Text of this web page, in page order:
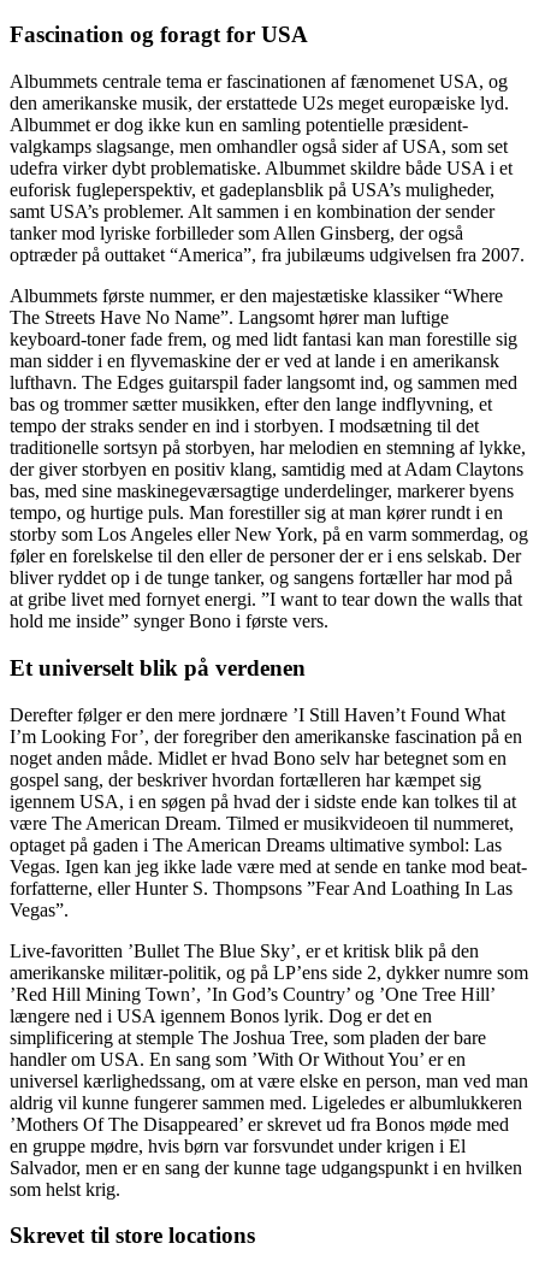
Fascination og foragt for USA
Albummets centrale tema er fascinationen af fænomenet USA, og
den amerikanske musik, der erstattede U2s meget europæiske lyd.
Albummet er dog ikke kun en samling potentielle præsident-
valgkamps slagsange, men omhandler også sider af USA, som set
udefra virker dybt problematiske. Albummet skildre både USA i et
euforisk fugleperspektiv, et gadeplansblik på USA’s muligheder,
samt USA’s problemer. Alt sammen i en kombination der sender
tanker mod lyriske forbilleder som Allen Ginsberg, der også
optræder på outtaket “America”, fra jubilæums udgivelsen fra 2007.
Albummets første nummer, er den majestætiske klassiker “Where
The Streets Have No Name”. Langsomt hører man luftige
keyboard-toner fade frem, og med lidt fantasi kan man forestille sig
man sidder i en flyvemaskine der er ved at lande i en amerikansk
lufthavn. The Edges guitarspil fader langsomt ind, og sammen med
bas og trommer sætter musikken, efter den lange indflyvning, et
tempo der straks sender en ind i storbyen. I modsætning til det
traditionelle sortsyn på storbyen, har melodien en stemning af lykke,
der giver storbyen en positiv klang, samtidig med at Adam Claytons
bas, med sine maskinegeværsagtige underdelinger, markerer byens
tempo, og hurtige puls. Man forestiller sig at man kører rundt i en
storby som Los Angeles eller New York, på en varm sommerdag, og
føler en forelskelse til den eller de personer der er i ens selskab. Der
bliver ryddet op i de tunge tanker, og sangens fortæller har mod på
at gribe livet med fornyet energi. ”I want to tear down the walls that
hold me inside” synger Bono i første vers.
Et universelt blik på verdenen
Derefter følger er den mere jordnære ’I Still Haven’t Found What
I’m Looking For’, der foregriber den amerikanske fascination på en
noget anden måde. Midlet er hvad Bono selv har betegnet som en
gospel sang, der beskriver hvordan fortælleren har kæmpet sig
igennem USA, i en søgen på hvad der i sidste ende kan tolkes til at
være The American Dream. Tilmed er musikvideoen til nummeret,
optaget på gaden i The American Dreams ultimative symbol: Las
Vegas. Igen kan jeg ikke lade være med at sende en tanke mod beat-
forfatterne, eller Hunter S. Thompsons ”Fear And Loathing In Las
Vegas”.
Live-favoritten ’Bullet The Blue Sky’, er et kritisk blik på den
amerikanske militær-politik, og på LP’ens side 2, dykker numre som
’Red Hill Mining Town’, ’In God’s Country’ og ’One Tree Hill’
længere ned i USA igennem Bonos lyrik. Dog er det en
simplificering at stemple The Joshua Tree, som pladen der bare
handler om USA. En sang som ’With Or Without You’ er en
universel kærlighedssang, om at være elske en person, man ved man
aldrig vil kunne fungerer sammen med. Ligeledes er albumlukkeren
’Mothers Of The Disappeared’ er skrevet ud fra Bonos møde med
en gruppe mødre, hvis børn var forsvundet under krigen i El
Salvador, men er en sang der kunne tage udgangspunkt i en hvilken
som helst krig.
Skrevet til store locations